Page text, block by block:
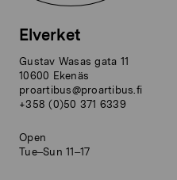
Elverket
Gustav Wasas gata 11
10600 Ekenäs
proartibus@proartibus.fi
+358 (0)50 371 6339
Open
Tue–Sun 11–17